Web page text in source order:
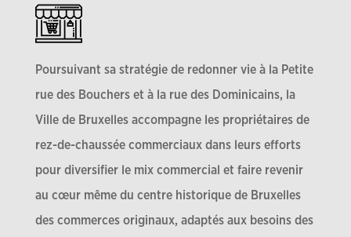
Poursuivant sa stratégie de redonner vie à la Petite
rue des Bouchers et à la rue des Dominicains, la
Ville de Bruxelles accompagne les propriétaires de
rez-de-chaussée commerciaux dans leurs efforts
pour diversifier le mix commercial et faire revenir
au cœur même du centre historique de Bruxelles
des commerces originaux, adaptés aux besoins des